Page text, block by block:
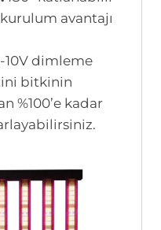
avantajı
dimleme
bitkinin
%100’e kadar